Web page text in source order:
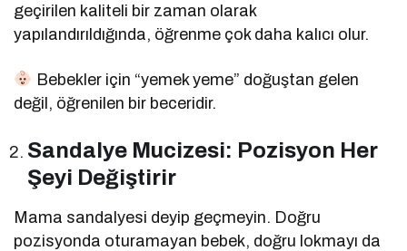
geçirilen kaliteli bir zaman olarak
yapılandırıldığında, öğrenme çok daha kalıcı olur.
Bebekler için “yemek yeme” doğuştan gelen
değil, öğrenilen bir beceridir.
Sandalye Mucizesi: Pozisyon Her
Şeyi Değiştirir
Mama sandalyesi deyip geçmeyin. Doğru
pozisyonda oturamayan bebek, doğru lokmayı da